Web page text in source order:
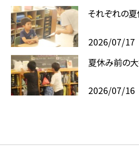
それぞれの
2026/07/17
夏休み前の
2026/07/16